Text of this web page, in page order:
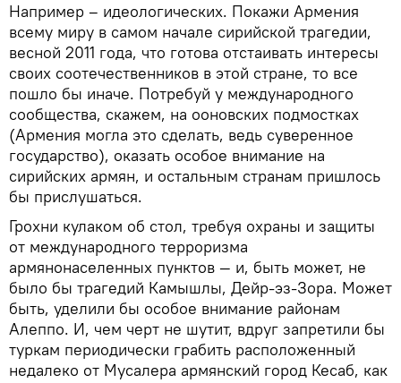
Например – идеологических. Покажи Армения
всему миру в самом начале сирийской трагедии,
весной 2011 года, что готова отстаивать интересы
своих соотечественников в этой стране, то все
пошло бы иначе. Потребуй у международного
сообщества, скажем, на ооновских подмостках
(Армения могла это сделать, ведь суверенное
государство), оказать особое внимание на
сирийских армян, и остальным странам пришлось
бы прислушаться.
Грохни кулаком об стол, требуя охраны и защиты
от международного терроризма
армянонаселенных пунктов — и, быть может, не
было бы трагедий Камышлы, Дейр-эз-Зора. Может
быть, уделили бы особое внимание районам
Алеппо. И, чем черт не шутит, вдруг запретили бы
туркам периодически грабить расположенный
недалеко от Мусалера армянский город Кесаб, как